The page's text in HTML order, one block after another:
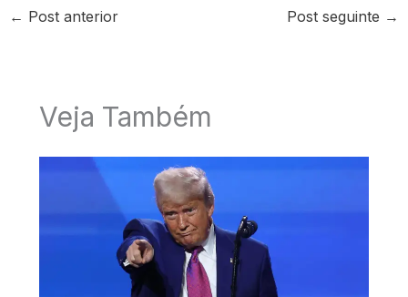
← Post anterior Post seguinte →
Veja Também